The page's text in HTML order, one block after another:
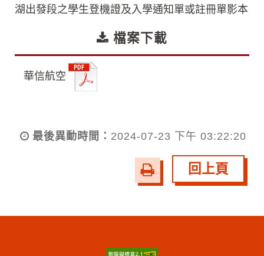
湖出發段之學生登機證及入學通知單或註冊單影本
檔案下載
華信航空
最後異動時間： 2024-07-23 下午 03:22:20
友
善
印
回上頁